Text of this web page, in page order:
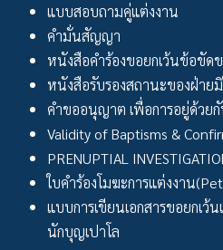
แบบสอบถามคู่แต่งงาน
คำมั่นสัญญา
หนังสือคำร้องขอยกเว้นข้อขัด
หนังสือรับรองสถานะของฝ่าย
คำขออนุญาต เพื่อการอยู่ด้วย
Validity of Baptisms &
PRENUPTIAL
ใบคำร้องโมฆะการแต่งงาน
แบบการเขียนเอกสารขอยกเ
นักบุญเปาโล